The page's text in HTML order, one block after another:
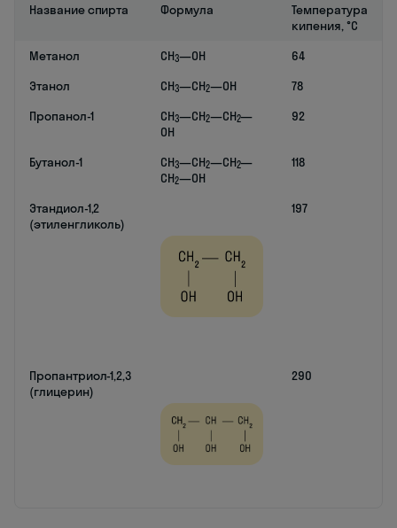
Название спирта Формула
Температура
кипения, °C
Метанол
CH3—OH
64
Этанол
CH3—CH2—OH
78
Пропанол-1
CH3—CH2—CH2—
OH
92
Бутанол-1 CH3—CH2—CH2—
CH2—OH
118
Этандиол-1,2
(этиленгликоль)
197
Пропантриол-1,2,3
(глицерин)
290